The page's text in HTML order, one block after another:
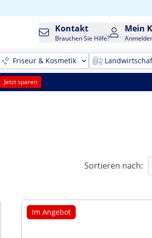
Kontakt
Brauchen Sie Hilfe?
Mein
Friseur & Kosmetik
Jetzt sparen
Sortieren nach:
Im Angebot